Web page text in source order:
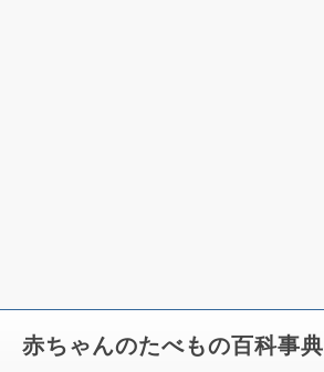
赤ちゃんのたべもの百科事典